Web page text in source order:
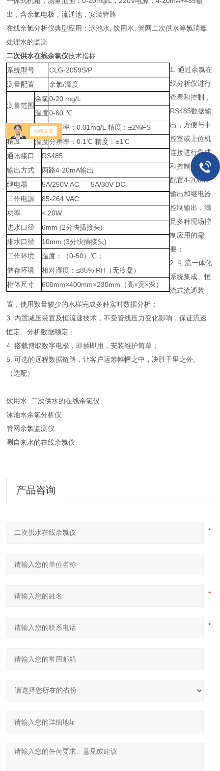
出，含余氯电极，流通池，安装管路
在线余氯分析仪典型应用：泳池水, 饮用水, 管网二次供水等氯消毒
处理水的监测
二次供水在线余氯仪技术指标
系统型号
CLG-2059S/P
测量配置
余氯/温度
测量范围
余氯0-20 mg/L
温度0-60 ℃
分辨率和
精度
余氯分辨率：0.01mg/L 精度：±2%FS
温度分辨率：0.1℃ 精度：±1℃
通讯接口
RS485
输出方式
两路4-20mA输出
继电器
5A/250V AC 5A/30V DC
工作电源
85-264 VAC
功率
< 20W
进水口径
6mm (2分快插接头)
排水口径
10mm (3分快插接头)
工作环境
温度：（0-50）℃；
储存环境
相对湿度：≤85% RH（无冷凝）
柜体尺寸
600mm×400mm×230mm（高×宽×深）
1. 通过余氯在
线分析仪进行
查看和控制，
RS485数据输
出，方便与中
控室或上位机
连接进行集成
和控制，同时
配置4-20mA
输出和继电器
控制输出，满
足多种现场控
制应用的需
要；
2. 引流一体化
系统集成、恒
流式流通装
置，使用数量较少的水样完成多种实时数据分析；
3. 内置减压装置及恒流速技术，不受管线压力变化影响，保证流速
恒定、分析数据稳定；
4. 搭载博取数字电极，即插即用，安装维护简单；
5. 可选的远程数据链路，让客户运筹帷幄之中，决胜千里之外。
（选配）
饮用水, 二次供水的在线余氯仪
泳池水余氯分析仪
管网余氯监测仪
测自来水的在线余氯仪
产品咨询